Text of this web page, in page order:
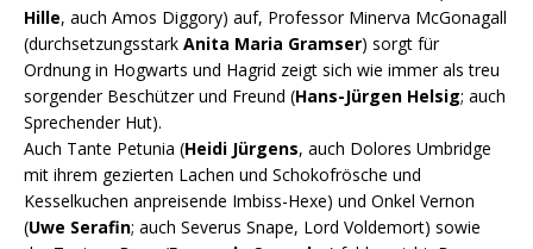
Hille, auch Amos Diggory) auf, Professor Minerva McGonagall
(durchsetzungsstark Anita Maria Gramser) sorgt für
Ordnung in Hogwarts und Hagrid zeigt sich wie immer als treu
sorgender Beschützer und Freund (Hans-Jürgen Helsig; auch
Sprechender Hut).
Auch Tante Petunia (Heidi Jürgens, auch Dolores Umbridge
mit ihrem gezierten Lachen und Schokofrösche und
Kesselkuchen anpreisende Imbiss-Hexe) und Onkel Vernon
(Uwe Serafin; auch Severus Snape, Lord Voldemort) sowie